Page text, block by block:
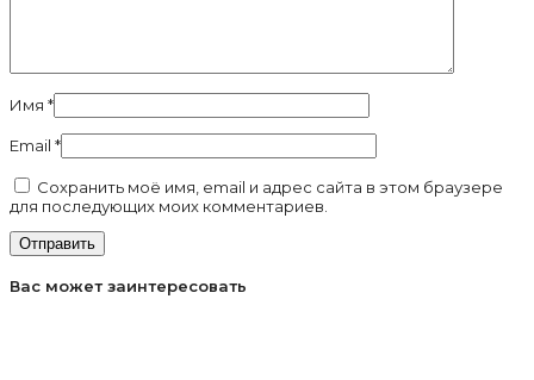
Имя *
Email *
Сохранить моё имя, email и адрес сайта в этом браузере
для последующих моих комментариев.
Вас может заинтересовать